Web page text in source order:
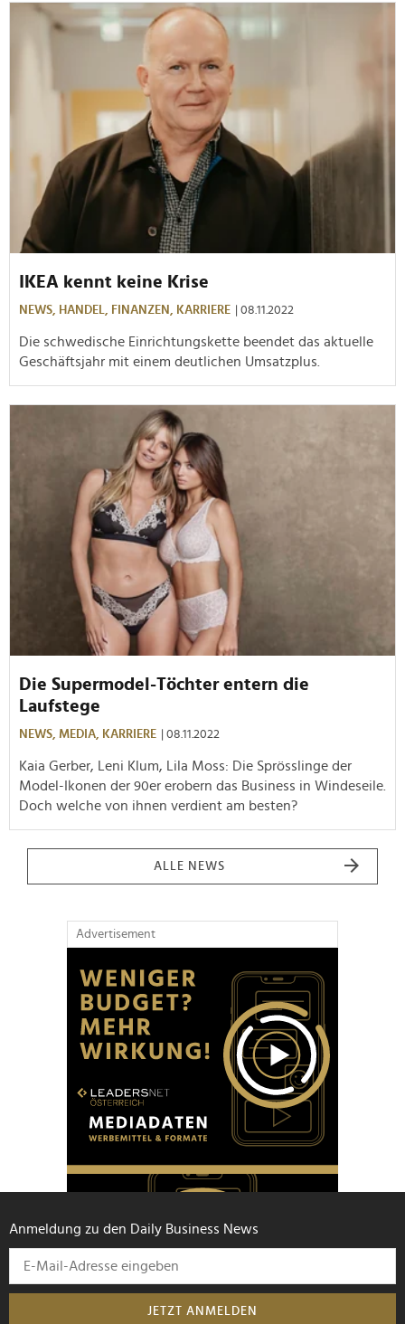
IKEA kennt keine Krise
NEWS, HANDEL, FINANZEN, KARRIERE | 08.11.2022
Die schwedische Einrichtungskette beendet das aktuelle
Geschäftsjahr mit einem deutlichen Umsatzplus.
Die Supermodel-Töchter entern die
Laufstege
NEWS, MEDIA, KARRIERE | 08.11.2022
Kaia Gerber, Leni Klum, Lila Moss: Die Sprösslinge der
Model-Ikonen der 90er erobern das Business in Windeseile.
Doch welche von ihnen verdient am besten?
ALLE NEWS
Advertisement
Anmeldung zu den Daily Business News
JETZT ANMELDEN